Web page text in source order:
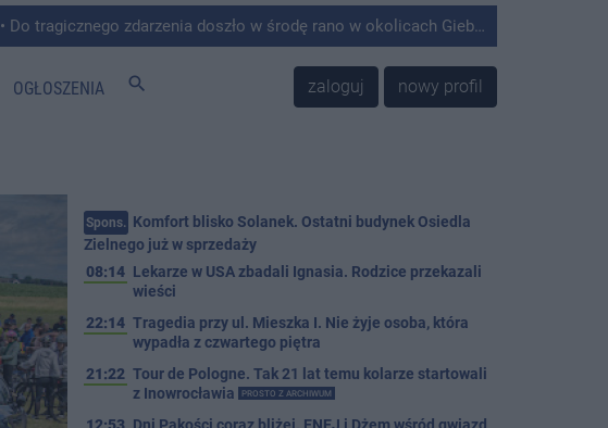
• Do tragicznego zdarzenia doszło w środę rano w okolicach Giebni koło Janikowa. Wówczas na słupie energetycznym odnaleziono ciało mężczyzny.
OGŁOSZENIA search zaloguj nowy profil
Spons. Komfort blisko Solanek. Ostatni budynek Osiedla
Zielnego już w sprzedaży
08:14 Lekarze w USA zbadali Ignasia. Rodzice przekazali
wieści
22:14 Tragedia przy ul. Mieszka I. Nie żyje osoba, która
wypadła z czwartego piętra
21:22 Tour de Pologne. Tak 21 lat temu kolarze startowali
z Inowrocławia
PROSTO Z ARCHIWUM